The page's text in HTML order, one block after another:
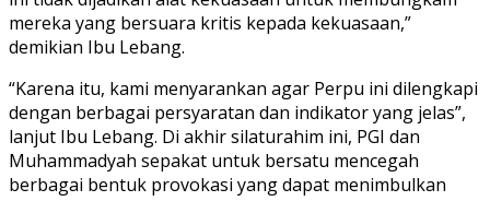
mereka yang bersuara kritis kepada kekuasaan,”
demikian Ibu Lebang.
“Karena itu, kami menyarankan agar Perpu ini dilengkapi
dengan berbagai persyaratan dan indikator yang jelas”,
lanjut Ibu Lebang. Di akhir silaturahim ini, PGI dan
Muhammadyah sepakat untuk bersatu mencegah
berbagai bentuk provokasi yang dapat menimbulkan